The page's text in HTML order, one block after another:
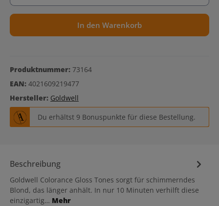
In den Warenkorb
Produktnummer: 73164
EAN: 4021609219477
Hersteller: Goldwell
Du erhältst 9 Bonuspunkte für diese Bestellung.
Beschreibung
Goldwell Colorance Gloss Tones sorgt für schimmerndes
Blond, das länger anhält. In nur 10 Minuten verhilft diese
einzigartig… Mehr